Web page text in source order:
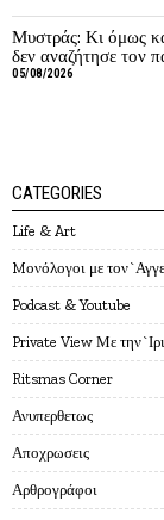
Μυστράς: Κι όμως
δεν αναζήτησε τον
05/08/2026
CATEGORIES
Life & Art
Mονόλογοι με
Podcast & Youtube
Private View Με
Ritsmas Corner
Ανυπερθετως
Αποχρωσεις
Αρθρογράφοι